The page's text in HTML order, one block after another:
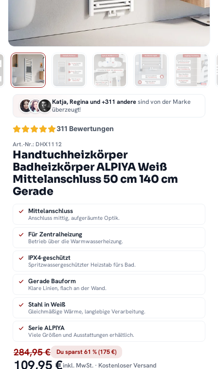
311 Bewertungen
Katja, Regina und +311 anderesind von der Marke
überzeugt!
Art.-Nr.: DHX1112
Handtuchheizkörper
Badheizkörper ALPIYA Weiß
Mittelanschluss 50 cm 140 cm
Gerade
284,95 € Du sparst 61 % (175 €)
109,95 €inkl. MwSt. · Kostenloser Versand
Mittelanschluss
Anschluss mittig, aufgeräumte Optik.
Für Zentralheizung
Betrieb über die Warmwasserheizung.
IPX4-geschützt
Spritzwassergeschützter Heizstab fürs Bad.
Gerade Bauform
Klare Linien, flach an der Wand.
Stahl in Weiß
Gleichmäßige Wärme, langlebige Verarbeitung.
Serie ALPIYA
Viele Größen und Ausstattungen erhältlich.